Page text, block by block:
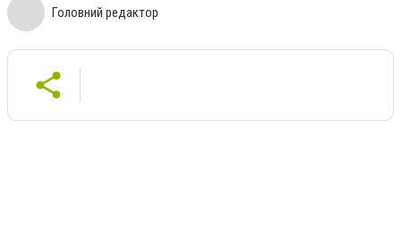
Головний редактор